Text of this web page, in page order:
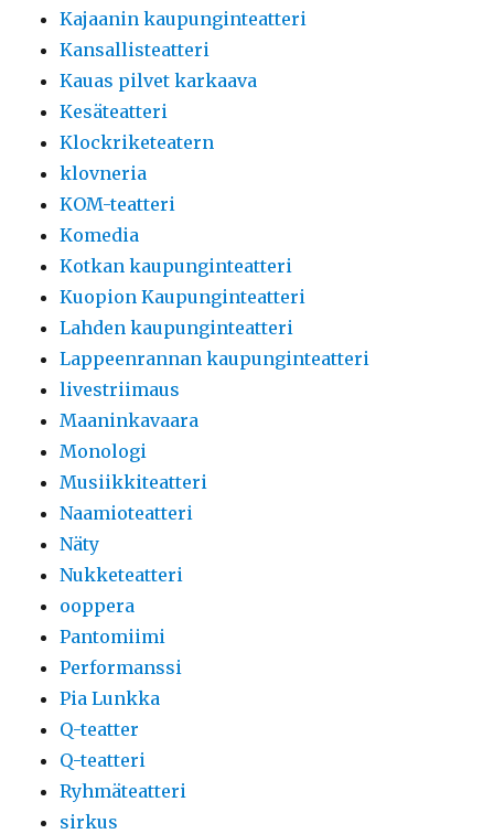
Kajaanin kaupunginteatteri
Kansallisteatteri
Kauas pilvet karkaava
Kesäteatteri
Klockriketeatern
klovneria
KOM-teatteri
Komedia
Kotkan kaupunginteatteri
Kuopion Kaupunginteatteri
Lahden kaupunginteatteri
Lappeenrannan kaupunginteatteri
livestriimaus
Maaninkavaara
Monologi
Musiikkiteatteri
Naamioteatteri
Näty
Nukketeatteri
ooppera
Pantomiimi
Performanssi
Pia Lunkka
Q-teatter
Q-teatteri
Ryhmäteatteri
sirkus